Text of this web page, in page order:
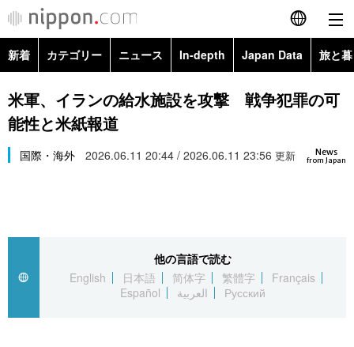
English
简体字
Русский
カテゴリー
経済・ビジネス
国際
トップ
アーカイブ
In-depth
Japan Data
新着 カテゴリー ニュース In-depth Japan Data 旅と
政治・外交
経済・ビジネス
Topics
米軍、イランの給水施設を攻撃 戦争犯罪の可
能性と米紙報道
News
from Japan
国際・海外 2026.06.11 20:44 / 2026.06.11 23:56 更新
他の言語で読む
English
日本語 简体字 繁體字
Français
Español
العربية Русский